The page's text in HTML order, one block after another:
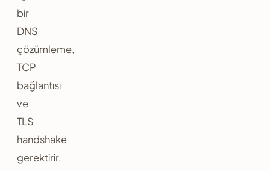
bir
DNS
çözümleme,
TCP
bağlantısı
ve
TLS
handshake
gerektirir.